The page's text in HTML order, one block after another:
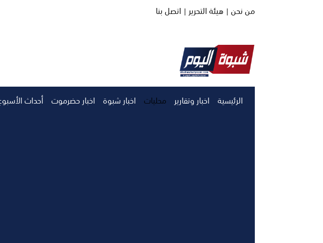
من نحن | هيئة التحرير | اتصل بنا
الرئيسية اخبار وتقارير محليات اخبار شبوة اخبار حضرموت أحداث